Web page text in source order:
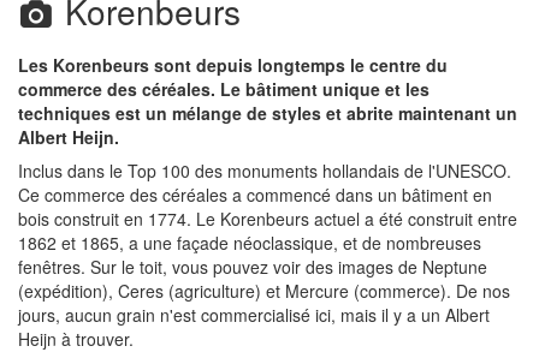
Korenbeurs
Les Korenbeurs sont depuis longtemps le centre du
commerce des céréales. Le bâtiment unique et les
techniques est un mélange de styles et abrite maintenant un
Albert Heijn.
Inclus dans le Top 100 des monuments hollandais de l'UNESCO.
Ce commerce des céréales a commencé dans un bâtiment en
bois construit en 1774. Le Korenbeurs actuel a été construit entre
1862 et 1865, a une façade néoclassique, et de nombreuses
fenêtres. Sur le toit, vous pouvez voir des images de Neptune
(expédition), Ceres (agriculture) et Mercure (commerce). De nos
jours, aucun grain n'est commercialisé ici, mais il y a un Albert
Heijn à trouver.